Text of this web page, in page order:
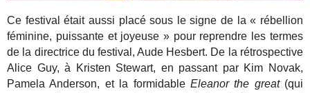
Ce festival était aussi placé sous le signe de la « rébellion
féminine, puissante et joyeuse » pour reprendre les termes
de la directrice du festival, Aude Hesbert. De la rétrospective
Alice Guy, à Kristen Stewart, en passant par Kim Novak,
Pamela Anderson, et la formidable Eleanor the great(qui